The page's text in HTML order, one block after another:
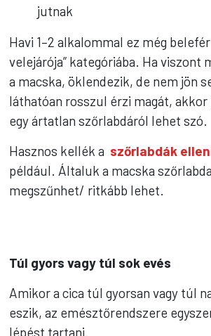
jutnak
Havi 1–2 alkalommal ez még
velejárója” kategóriába. Ha viszont
a macska, öklendezik, de nem jön
láthatóan rosszul érzi magát, akkor
egy ártatlan szőrlabdáról lehet szó.
Hasznos kellék a szőrlabdák
például. Általuk a macska
megszűnhet/ ritkább lehet.
Túl gyors vagy túl sok evés
Amikor a cica túl gyorsan vagy túl
eszik, az emésztőrendszere
lépést tartani.